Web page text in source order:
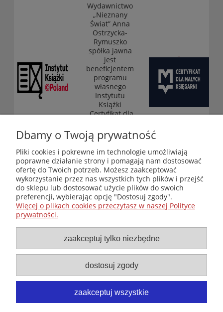
Wydawnictwo
„Nieznany
Świat” Anna
Ostrzycka-
Rymuszko
spółka jawna
jest
beneficjentem
programu
własnego
Instytutu
Książki
„Certyfikat dla
księgarni”
(edycja 2025-
2026)
Księgarnia-Galeria "Nieznany Świat" - internetowy sklep
ezoteryczny online
Zapraszamy również do odwiedzenia naszej księgarni
stacjonarnej przy ul. Kredytowej 2 w Warszawie
© Copyright 2014-2026 Wydawnictwo "Nieznany Świat"
Wszelkie prawa zastrzeżone
Dbamy o Twoją prywatność
Pliki cookies i pokrewne im technologie umożliwiają
poprawne działanie strony i pomagają nam dostosować
ofertę do Twoich potrzeb. Możesz zaakceptować
wykorzystanie przez nas wszystkich tych plików i przejść
do sklepu lub dostosować użycie plików do swoich
preferencji, wybierając opcję "Dostosuj zgody".
Więcej o plikach cookies przeczytasz w naszej Polityce
prywatności.
zaakceptuj tylko niezbędne
dostosuj zgody
zaakceptuj wszystkie